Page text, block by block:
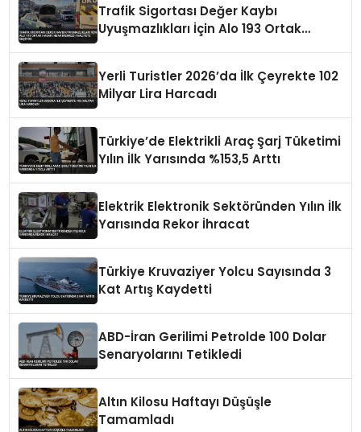
Trafik Sigortası Değer Kaybı
Uyuşmazlıkları İçin Alo 193 Ortak
Yerli Turistler 2026’da İlk Çeyrekte 102
Milyar Lira Harcadı
Türkiye’de Elektrikli Araç Şarj Tüketimi
Yılın İlk Yarısında %153,5 Arttı
Elektrik Elektronik Sektöründen Yılın İlk
Yarısında Rekor İhracat
Türkiye Kruvaziyer Yolcu Sayısında 3
Kat Artış Kaydetti
ABD-İran Gerilimi Petrolde 100 Dolar
Senaryolarını Tetikledi
Altın Kilosu Haftayı Düşüşle
Tamamladı